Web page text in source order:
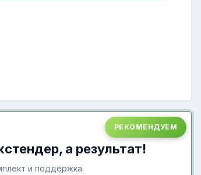
РЕКОМЕНДУЕМ
а результат!
и поддержка.